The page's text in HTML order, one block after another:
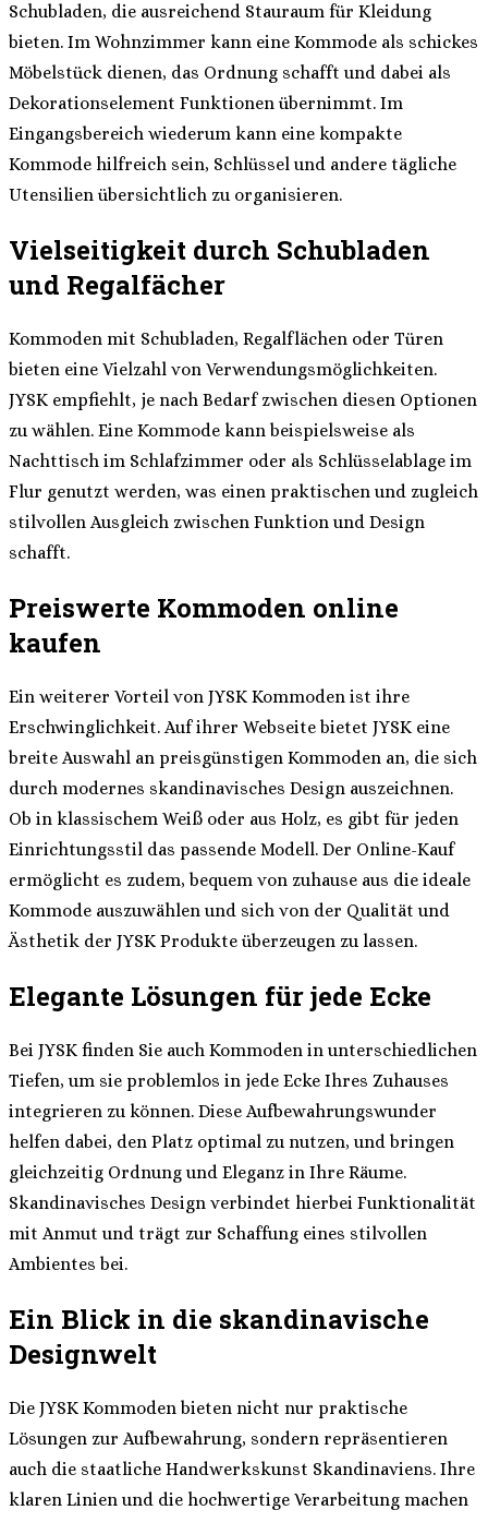
Schubladen, die ausreichend Stauraum für Kleidung
bieten. Im Wohnzimmer kann eine Kommode als schickes
Möbelstück dienen, das Ordnung schafft und dabei als
Dekorationselement Funktionen übernimmt. Im
Eingangsbereich wiederum kann eine kompakte
Kommode hilfreich sein, Schlüssel und andere tägliche
Utensilien übersichtlich zu organisieren.
Vielseitigkeit durch Schubladen
und Regalfächer
Kommoden mit Schubladen, Regalflächen oder Türen
bieten eine Vielzahl von Verwendungsmöglichkeiten.
JYSK empfiehlt, je nach Bedarf zwischen diesen Optionen
zu wählen. Eine Kommode kann beispielsweise als
Nachttisch im Schlafzimmer oder als Schlüsselablage im
Flur genutzt werden, was einen praktischen und zugleich
stilvollen Ausgleich zwischen Funktion und Design
schafft.
Preiswerte Kommoden online
kaufen
Ein weiterer Vorteil von JYSK Kommoden ist ihre
Erschwinglichkeit. Auf ihrer Webseite bietet JYSK eine
breite Auswahl an preisgünstigen Kommoden an, die sich
durch modernes skandinavisches Design auszeichnen.
Ob in klassischem Weiß oder aus Holz, es gibt für jeden
Einrichtungsstil das passende Modell. Der Online-Kauf
ermöglicht es zudem, bequem von zuhause aus die ideale
Kommode auszuwählen und sich von der Qualität und
Ästhetik der JYSK Produkte überzeugen zu lassen.
Elegante Lösungen für jede Ecke
Bei JYSK finden Sie auch Kommoden in unterschiedlichen
Tiefen, um sie problemlos in jede Ecke Ihres Zuhauses
integrieren zu können. Diese Aufbewahrungswunder
helfen dabei, den Platz optimal zu nutzen, und bringen
gleichzeitig Ordnung und Eleganz in Ihre Räume.
Skandinavisches Design verbindet hierbei Funktionalität
mit Anmut und trägt zur Schaffung eines stilvollen
Ambientes bei.
Ein Blick in die skandinavische
Designwelt
Die JYSK Kommoden bieten nicht nur praktische
Lösungen zur Aufbewahrung, sondern repräsentieren
auch die staatliche Handwerkskunst Skandinaviens. Ihre
klaren Linien und die hochwertige Verarbeitung machen